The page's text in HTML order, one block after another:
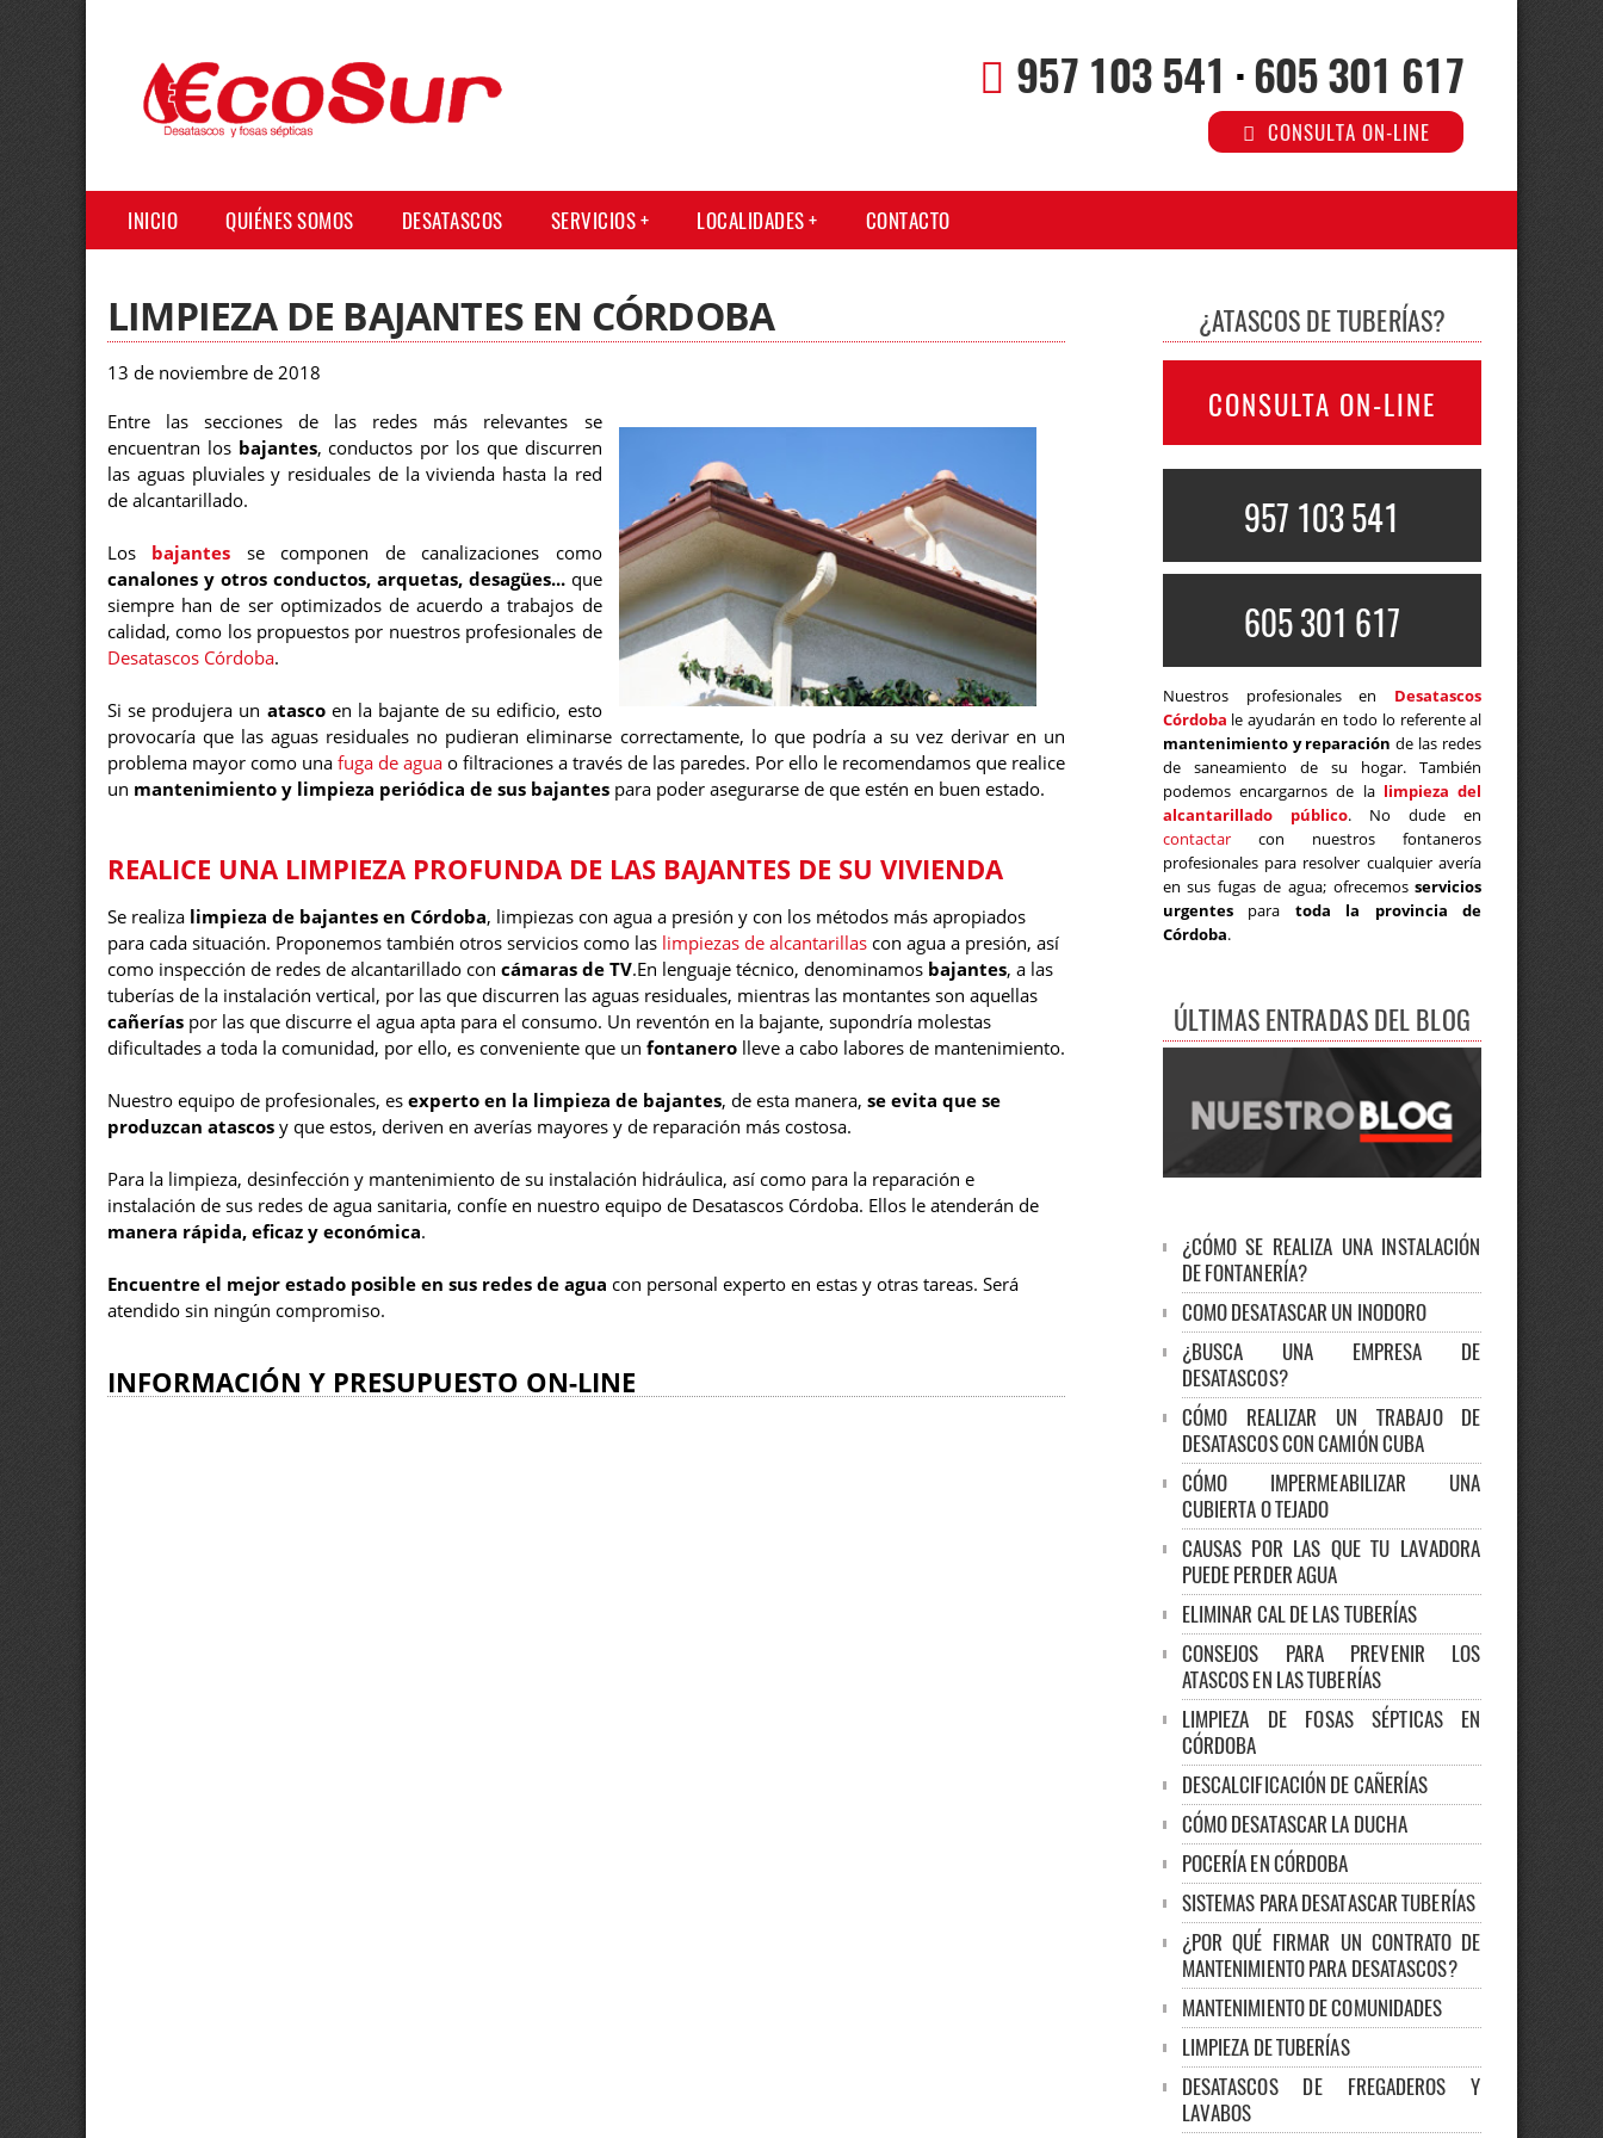
957 103 541 ·605 301 617
CONSULTA ON-LINE
INICIO QUIÉNES SOMOS DESATASCOS SERVICIOS LOCALIDADES CONTACTO
LIMPIEZA DE BAJANTES EN CÓRDOBA
13 de noviembre de 2018
Entre las secciones de las redes más relevantes se
encuentran los bajantes, conductos por los que discurren
las aguas pluviales y residuales de la vivienda hasta la red
de alcantarillado.
Los bajantes se componen de canalizaciones como
canalones y otros conductos, arquetas, desagües...que
siempre han de ser optimizados de acuerdo a trabajos de
calidad, como los propuestos por nuestros profesionales de
Desatascos Córdoba.
Si se produjera un atascoen la bajante de su edificio, esto
provocaría que las aguas residuales no pudieran eliminarse correctamente, lo que podría a su vez derivar en un
problema mayor como unafuga de agua o filtraciones a través de las paredes. Por ello le recomendamos que realice
un mantenimiento y limpieza periódica de sus bajantes para poder asegurarse de que estén en buen estado.
REALICE UNA LIMPIEZA PROFUNDA DE LAS BAJANTES DE SU VIVIENDA
Se realiza limpieza de bajantes en Córdoba, limpiezas con agua a presión y con los métodos más apropiados
para cada situación. Proponemos también otros servicios como las limpiezas de alcantarillas con agua a presión, así
como inspección de redes de alcantarillado con cámaras de TV.En lenguaje técnico, denominamos bajantes, a las
tuberías de la instalación vertical, por las que discurren las aguas residuales, mientras las montantes son aquellas
cañerías por las que discurre el agua apta para el consumo. Un reventón en la bajante, supondría molestas
dificultades a toda la comunidad, por ello, es conveniente que un fontanero lleve a cabo labores de mantenimiento.
Nuestro equipo de profesionales, es experto en la limpieza de bajantes, de esta manera, se evita que se
produzcan atascos y que estos, deriven en averías mayores y de reparación más costosa.
Para la limpieza, desinfección y mantenimiento de su instalación hidráulica, así como para la reparación e
instalación de sus redes de agua sanitaria, confíe en nuestro equipo de Desatascos Córdoba. Ellos le atenderán de
manera rápida, eficaz y económica.
Encuentre el mejor estado posible en sus redes de agua con personal experto en estas y otras tareas. Será
atendido sin ningún compromiso.
INFORMACIÓN Y PRESUPUESTO ON-LINE
¿ATASCOS DE TUBERÍAS?
CONSULTA ON-LINE
957 103 541
605 301 617
Nuestros profesionales en Desatascos
Córdoba le ayudarán en todo lo referente al
mantenimiento y reparación de las redes
de saneamiento de su hogar. También
podemos encargarnos de la limpieza del
alcantarillado público. No dude en
contactarcon nuestros fontaneros
profesionales para resolver cualquier avería
en sus fugas de agua; ofrecemosservicios
urgentespara toda la provincia de
Córdoba.
ÚLTIMAS ENTRADAS DEL BLOG
¿CÓMO SE REALIZA UNA INSTALACIÓN
DE FONTANERÍA?
COMO DESATASCAR UN INODORO
¿BUSCA UNA EMPRESA DE
DESATASCOS?
CÓMO REALIZAR UN TRABAJO DE
DESATASCOS CON CAMIÓN CUBA
CÓMO IMPERMEABILIZAR UNA
CUBIERTA O TEJADO
CAUSAS POR LAS QUE TU LAVADORA
PUEDE PERDER AGUA
ELIMINAR CAL DE LAS TUBERÍAS
CONSEJOS PARA PREVENIR LOS
ATASCOS EN LAS TUBERÍAS
LIMPIEZA DE FOSAS SÉPTICAS EN
CÓRDOBA
DESCALCIFICACIÓN DE CAÑERÍAS
CÓMO DESATASCAR LA DUCHA
POCERÍA EN CÓRDOBA
SISTEMAS PARA DESATASCAR TUBERÍAS
¿POR QUÉ FIRMAR UN CONTRATO DE
MANTENIMIENTO PARA DESATASCOS?
MANTENIMIENTO DE COMUNIDADES
LIMPIEZA DE TUBERÍAS
DESATASCOS DE FREGADEROS Y
LAVABOS